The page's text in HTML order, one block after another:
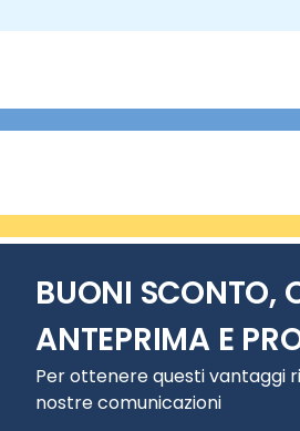
BUONI SCONTO,
ANTEPRIMA E
Per ottenere questi vantaggi
nostre comunicazioni